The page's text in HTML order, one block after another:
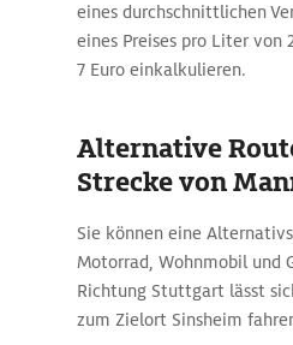
eines durchschnittlichen
eines Preises pro Liter von
7 Euro einkalkulieren.
Alternative
Strecke von
Sie können eine
Motorrad, Wohnmobil und
Richtung Stuttgart lässt
zum Zielort Sinsheim